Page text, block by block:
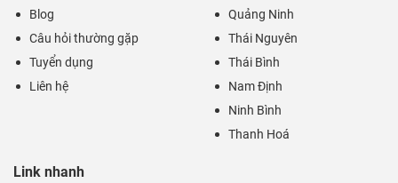
Blog
Câu hỏi thường gặp
Tuyển dụng
Liên hệ
Quảng Ninh
Thái Nguyên
Thái Bình
Nam Định
Ninh Bình
Thanh Hoá
Link nhanh